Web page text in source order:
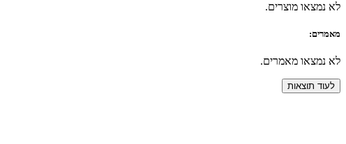
לא נמצאו מוצרים.
מאמרים:
לא נמצאו מאמרים.
לעוד תוצאות